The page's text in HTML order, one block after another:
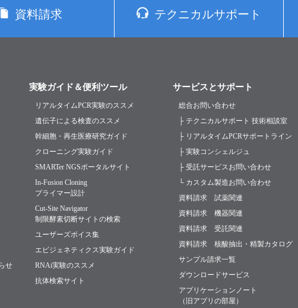
資料請求 テクニカルサポート
せ
実験ガイド＆便利ツール
リアルタイムPCR実験のススメ
遺伝子による検査のススメ
幹細胞・再生医療研究ガイド
クローニング実験ガイド
SMARTer NGSポータルサイト
In-Fusion Cloning
プライマー設計
Cut-Site Navigator
制限酵素切断サイトの検索
ユーザーズボイス集
エピジェネティクス実験ガイド
RNAi実験のススメ
抗体検索サイト
サービスとサポート
総合お問い合わせ
├ テクニカルサポート 技術相談室
├ リアルタイムPCRサポートライン
├ 実験コンシェルジュ
├ 受託サービスお問い合わせ
└ カスタム製造お問い合わせ
資料請求 試薬関連
資料請求 機器関連
資料請求 受託関連
資料請求 核酸抽出・精製カタログ
サンプル請求一覧
ダウンロードサービス
アプリケーションノート
（旧アプリの部屋）